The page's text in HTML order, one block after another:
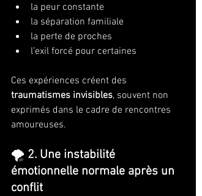
la peur constante
la séparation familiale
la perte de proches
l’exil forcé pour certaines
Ces expériences créent des
traumatismes invisibles, souvent non
exprimés dans le cadre de rencontres
amoureuses.
🌪️ 2. Une instabilité
émotionnelle normale après un
conflit